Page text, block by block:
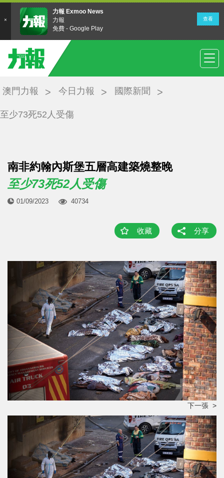
澳門力報 今日力報 國際新聞
至少73死52人受傷
南非約翰內斯堡五層高建築燒整晚
至少73死52人受傷
01/09/2023 40734
收藏 分享
下一張 >